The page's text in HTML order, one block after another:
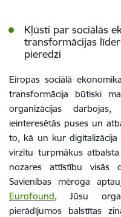
Kļūsti par sociālās
transformācijas
pieredzi
Eiropas sociālā
transformācija būtiski
organizācijas
ieinteresētās puses un
to, kā un kur
virzītu turpmākus
nozares attīstību visās
Savienības mēroga
Eurofound, Jūsu
pierādījumos balstītas